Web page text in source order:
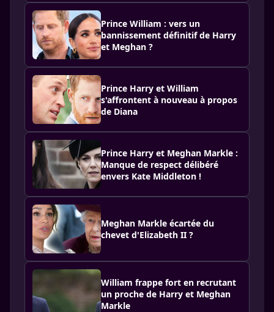
Prince William : vers un
bannissement définitif de Harry
et Meghan ?
Prince Harry et William
s'affrontent à nouveau à propos
de Diana
Prince Harry et Meghan Markle :
Manque de respect délibéré
envers Kate Middleton !
Meghan Markle écartée du
chevet d'Elizabeth II ?
William frappe fort en recrutant
un proche de Harry et Meghan
Markle